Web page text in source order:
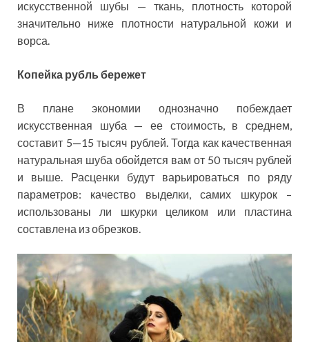
искусственной шубы — ткань, плотность которой
значительно ниже плотности натуральной кожи и
ворса.
Копейка рубль бережет
В плане экономии однозначно побеждает
искусственная шуба — ее стоимость, в среднем,
составит 5—15 тысяч рублей. Тогда как качественная
натуральная шуба обойдется вам от 50 тысяч рублей
и выше. Расценки будут варьироваться по ряду
параметров: качество выделки, самих шкурок –
использованы ли шкурки целиком или пластина
составлена из обрезков.